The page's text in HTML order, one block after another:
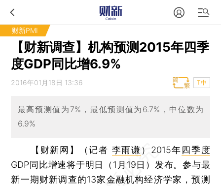
财新PMI
【财新调查】机构预测2015年四季
度GDP同比增6.9%
2016年01月18日 13:36 T中
最高预测值为7%，最低预测值为6.7%，中位数为
6.9%
【财新网】（记者 李雨谦 ） 2015年四季度
GDP 同比增速将于明日（1月19日）发布。参与最
新一期财新调查的13家金融机构经济学家，预测